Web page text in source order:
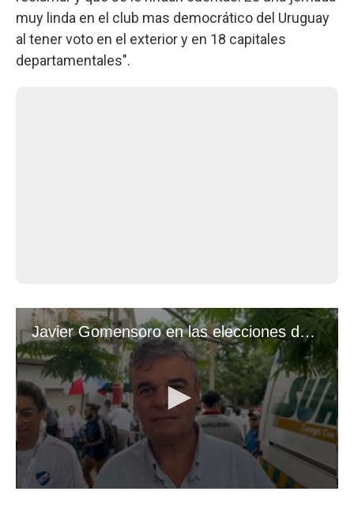
muy linda en el club mas democrático del Uruguay
al tener voto en el exterior y en 18 capitales
departamentales".